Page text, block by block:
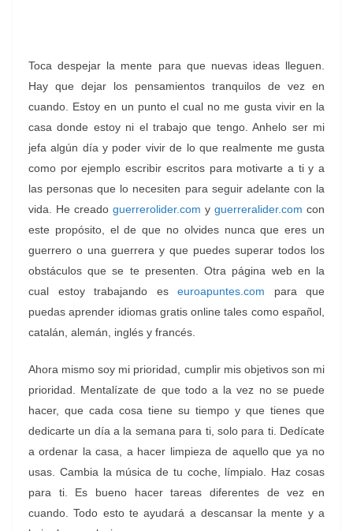
Toca despejar la mente para que nuevas ideas lleguen.
Hay que dejar los pensamientos tranquilos de vez en
cuando. Estoy en un punto el cual no me gusta vivir en la
casa donde estoy ni el trabajo que tengo. Anhelo ser mi
jefa algún día y poder vivir de lo que realmente me gusta
como por ejemplo escribir escritos para motivarte a ti y a
las personas que lo necesiten para seguir adelante con la
vida. He creado guerrerolider.com y guerreralider.com con
este propósito, el de que no olvides nunca que eres un
guerrero o una guerrera y que puedes superar todos los
obstáculos que se te presenten. Otra página web en la
cual estoy trabajando es euroapuntes.com para que
puedas aprender idiomas gratis online tales como español,
catalán, alemán, inglés y francés.
Ahora mismo soy mi prioridad, cumplir mis objetivos son mi
prioridad. Mentalízate de que todo a la vez no se puede
hacer, que cada cosa tiene su tiempo y que tienes que
dedicarte un día a la semana para ti, solo para ti. Dedícate
a ordenar la casa, a hacer limpieza de aquello que ya no
usas. Cambia la música de tu coche, límpialo. Haz cosas
para ti. Es bueno hacer tareas diferentes de vez en
cuando. Todo esto te ayudará a descansar la mente y a